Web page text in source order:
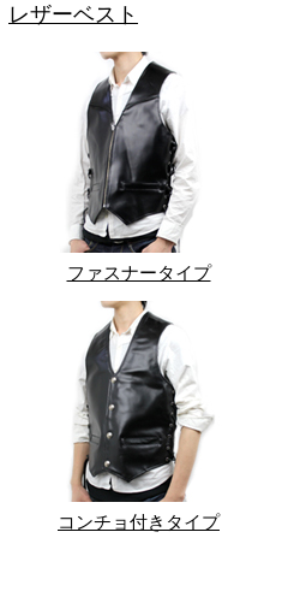
レザーベスト
ファスナータイプ
コンチョ付きタイプ